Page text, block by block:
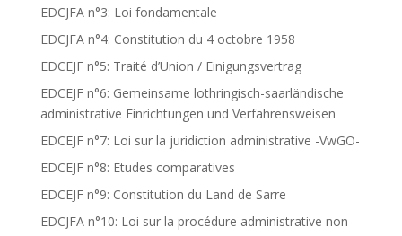
EDCJFA n°3: Loi fondamentale
EDCJFA n°4: Constitution du 4 octobre 1958
EDCEJF n°5: Traité d’Union / Einigungsvertrag
EDCEJF n°6: Gemeinsame lothringisch-saarländische
administrative Einrichtungen und Verfahrensweisen
EDCEJF n°7: Loi sur la juridiction administrative -VwGO-
EDCEJF n°8: Etudes comparatives
EDCEJF n°9: Constitution du Land de Sarre
EDCJFA n°10: Loi sur la procédure administrative non